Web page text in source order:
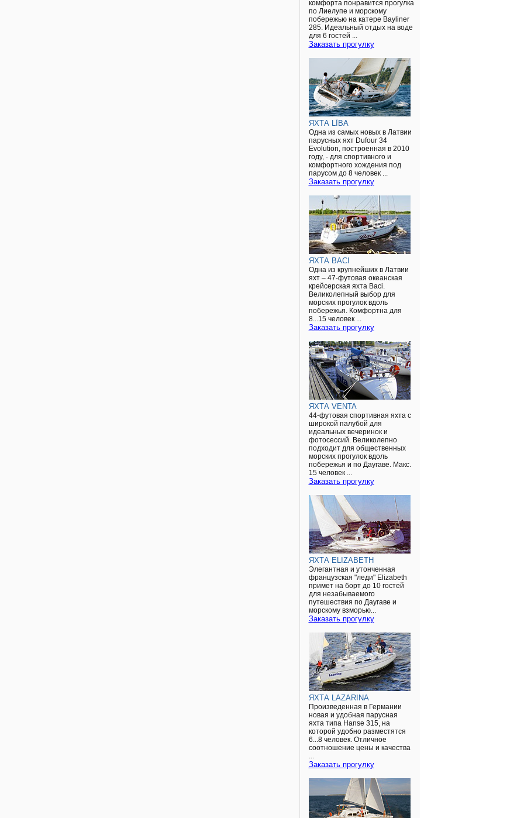
комфорта понравится прогулка
по Лиелупе и морскому
побережью на катере Bayliner
285. Идеальный отдых на воде
для 6 гостей ...
Заказать прогулку
ЯХТА LĪBA
Одна из самых новых в Латвии
парусных яхт Dufour 34
Evolution, построенная в 2010
году, - для спортивного и
комфортного хождения под
парусом до 8 человек ...
Заказать прогулку
ЯХТА BACI
Одна из крупнейших в Латвии
яхт – 47-футовая океанская
крейсерская яхта Baci.
Великолепный выбор для
морских прогулок вдоль
побережья. Комфортна для
8...15 человек ...
Заказать прогулку
ЯХТА VENTA
44-футовая спортивная яхта с
широкой палубой для
идеальных вечеринок и
фотосессий. Великолепно
подходит для общественных
морских прогулок вдоль
побережья и по Даугаве. Макс.
15 человек ...
Заказать прогулку
ЯХТА ELIZABETH
Элегантная и утонченная
французская "леди" Elizabeth
примет на борт до 10 гостей
для незабываемого
путешествия по Даугаве и
морскому взморью...
Заказать прогулку
ЯХТА LAZARINA
Произведенная в Германии
новая и удобная парусная
яхта типа Hanse 315, на
которой удобно разместятся
6...8 человек. Отличное
соотношение цены и качества
Заказать прогулку